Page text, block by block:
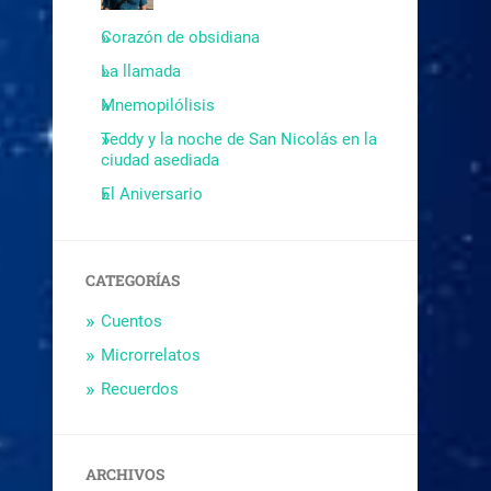
Corazón de obsidiana
La llamada
Mnemopilólisis
Teddy y la noche de San Nicolás en la
ciudad asediada
El Aniversario
CATEGORÍAS
Cuentos
Microrrelatos
Recuerdos
ARCHIVOS